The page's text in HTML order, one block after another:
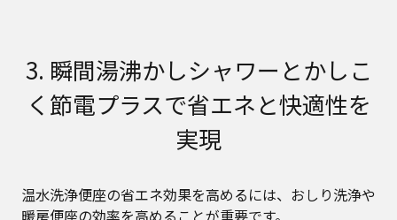
3. 瞬間湯沸かしシャワーとかしこ
く節電プラスで省エネと快適性を
実現
温水洗浄便座の省エネ効果を高めるには、おしり洗浄や
暖房便座の効率を高めることが重要です。